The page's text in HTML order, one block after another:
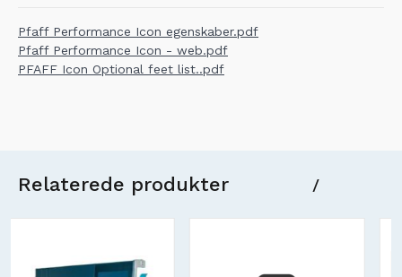
Pfaff Performance Icon egenskaber.pdf
Pfaff Performance Icon - web.pdf
PFAFF Icon Optional feet list..pdf
Relaterede produkter /